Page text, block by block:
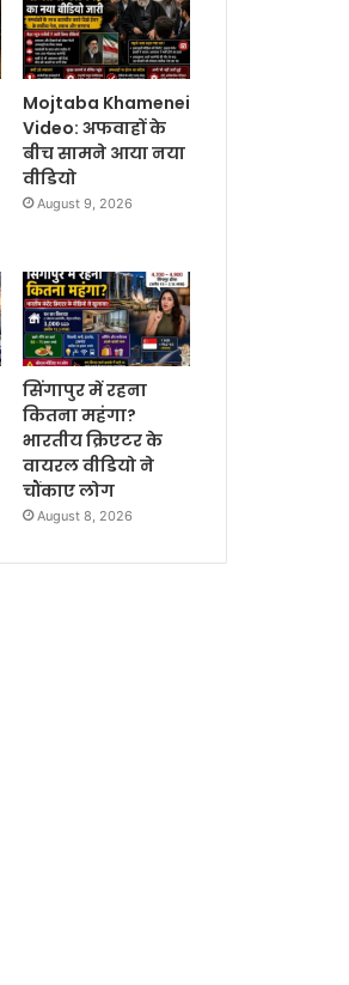
Mojtaba Khamenei
Video: अफवाहों के
बीच सामने आया नया
वीडियो
August 9, 2026
सिंगापुर में रहना
कितना महंगा?
भारतीय क्रिएटर के
वायरल वीडियो ने
चौंकाए लोग
August 8, 2026